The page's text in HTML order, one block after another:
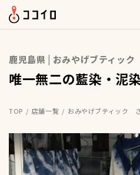
鹿児島県 | おみやげブティッ
唯一無二の藍染・泥
TOP 店舗一覧 おみやげブティック